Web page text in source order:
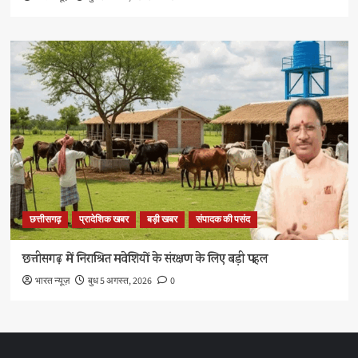
छत्तीसगढ़ प्रादेशिक खबर बड़ी खबर संपादक की पसंद
छत्तीसगढ़ में निराश्रित मवेशियों के संरक्षण के लिए बड़ी पहल
भारत न्यूज़ बुध 5 अगस्त, 2026 0